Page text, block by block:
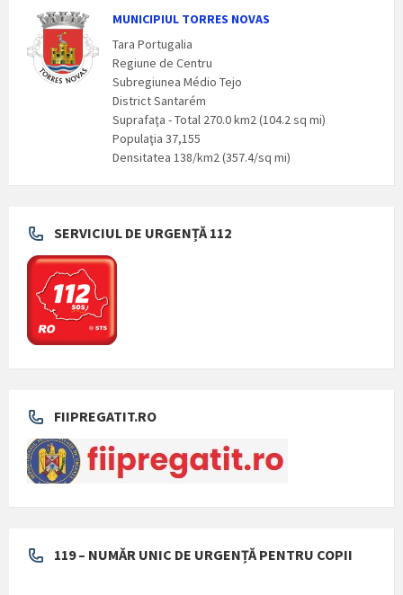
MUNICIPIUL TORRES NOVAS
Tara Portugalia
Regiune de Centru
Subregiunea Médio Tejo
District Santarém
Suprafaţa - Total 270.0 km2 (104.2 sq mi)
Populaţia 37,155
Densitatea 138/km2 (357.4/sq mi)
SERVICIUL DE URGENȚĂ 112
FIIPREGATIT.RO
119 – NUMĂR UNIC DE URGENȚĂ PENTRU COPII